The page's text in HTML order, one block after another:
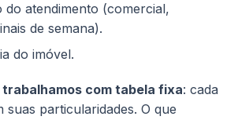
do atendimento (comercial,
de semana).
do imóvel.
trabalhamos com tabela fixa: cada
suas particularidades. O que